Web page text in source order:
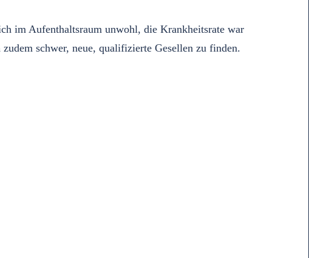
im Aufenthaltsraum unwohl, die Krankheitsrate war
schwer, neue, qualifizierte Gesellen zu finden.